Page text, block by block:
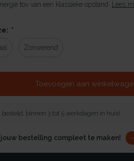
tov van een klassieke opstand.
Lees
*
Zonwerend
Toevoegen aan
besteld, binnen 3 tot 5 werkdagen in huis!
bestelling compleet te maken!